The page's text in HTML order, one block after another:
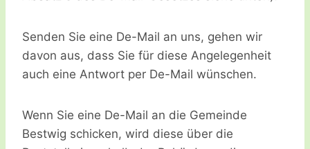
Senden Sie eine De-Mail an uns, gehen wir
davon aus, dass Sie für diese Angelegenheit
auch eine Antwort per De-Mail wünschen.
Wenn Sie eine De-Mail an die Gemeinde
Bestwig schicken, wird diese über die